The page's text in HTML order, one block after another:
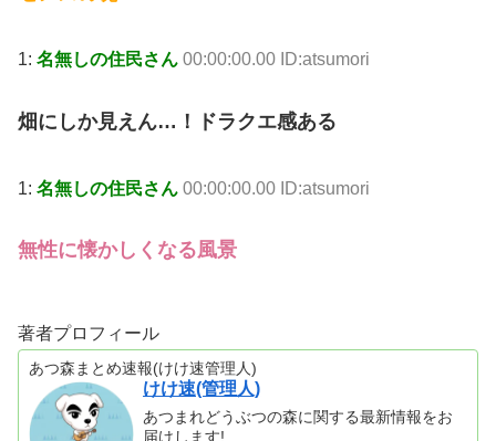
1: 名無しの住民さん 00:00:00.00 ID:atsumori
畑にしか見えん…！ドラクエ感ある
1: 名無しの住民さん 00:00:00.00 ID:atsumori
無性に懐かしくなる風景
著者プロフィール
あつ森まとめ速報(けけ速管理人)
けけ速(管理人)
あつまれどうぶつの森に関する最新情報をお
届けします!